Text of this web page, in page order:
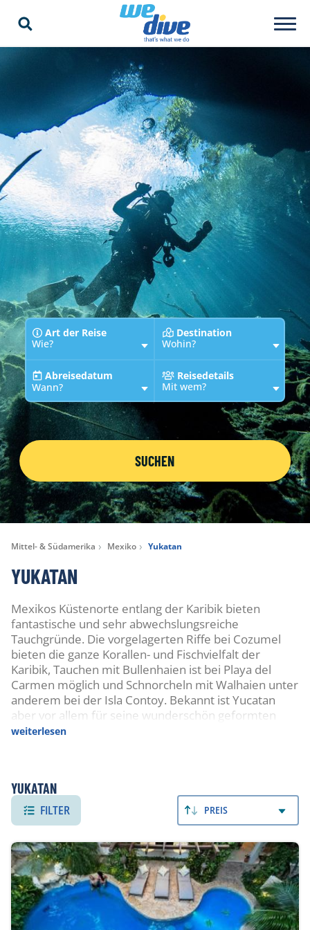
Art der Reise
Wie?
Destination
Wohin?
Abreisedatum
Wann?
Reisedetails
Mit wem?
SUCHEN
Mittel- & Südamerika Mexiko Yukatan
YUKATAN
Mexikos Küstenorte entlang der Karibik bieten
fantastische und sehr abwechslungsreiche
Tauchgründe. Die vorgelagerten Riffe bei Cozumel
bieten die ganze Korallen- und Fischvielfalt der
Karibik, Tauchen mit Bullenhaien ist bei Playa del
Carmen möglich und Schnorcheln mit Walhaien unter
anderem bei der Isla Contoy. Bekannt ist Yucatan
aber vor allem für seine wunderschön geformten
und einzigartigen Cenoten und Höhlen.
Die Tauchplätze entlang der Küste zwischen Playa del
Carmen und Tulum sind bekannt für ihre
farbenfrohen Korallenriffe, die zahlreichen
Fischarten, Schildkröten, Rochen und gelegentlich
auch Riffhaien eine Heimat bieten. Besonders
spannend ist das Tauchen mit Bullenhaien, das
während der Saison von November bis März
angeboten wird und vor allem erfahrene Taucher
anzieht. Von Juni bis September werden zudem
Schnorcheltouren zu den Walhaien organisiert.
weiterlesen
YUKATAN
FILTER PREIS